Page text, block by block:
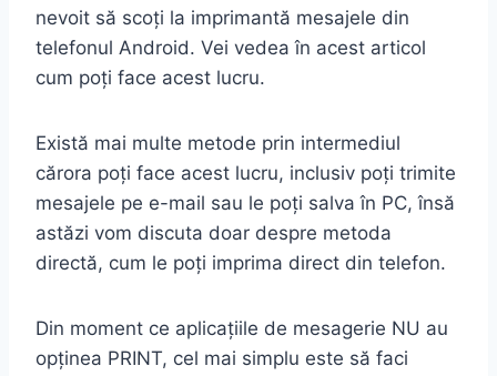
nevoit să scoți la imprimantă mesajele din
telefonul Android. Vei vedea în acest articol
cum poți face acest lucru.
Există mai multe metode prin intermediul
cărora poți face acest lucru, inclusiv poți trimite
mesajele pe e-mail sau le poți salva în PC, însă
astăzi vom discuta doar despre metoda
directă, cum le poți imprima direct din telefon.
Din moment ce aplicațiile de mesagerie NU au
opținea PRINT, cel mai simplu este să faci